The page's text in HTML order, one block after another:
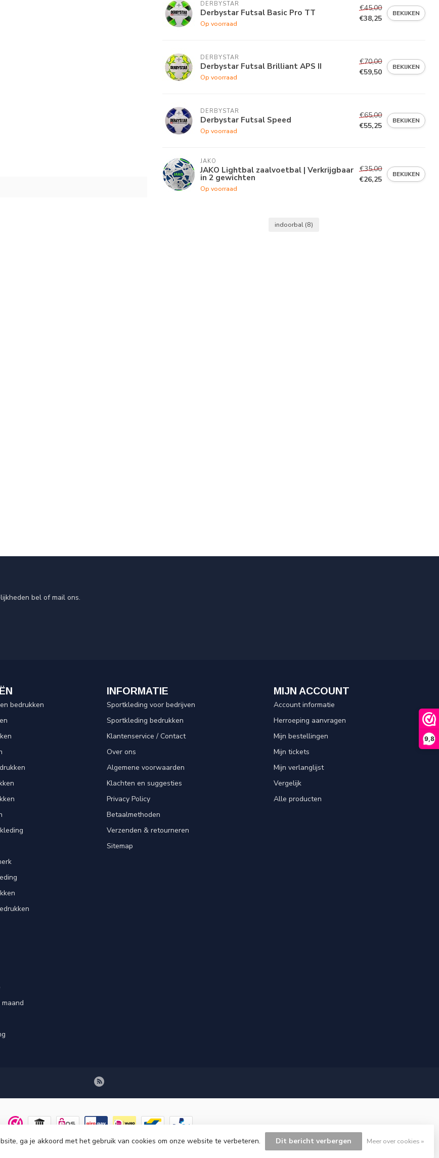
9,8
DERBYSTAR
Derbystar Futsal Basic Pro TT
Op voorraad
€45,00
€38,25
BEKIJKEN
DERBYSTAR
Derbystar Futsal Brilliant APS II
Op voorraad
€70,00
€59,50
BEKIJKEN
DERBYSTAR
Derbystar Futsal Speed
Op voorraad
€65,00
€55,25
BEKIJKEN
JAKO
JAKO Lightbal zaalvoetbal | Verkrijgbaar
in 2 gewichten
Op voorraad
€35,00
€26,25
BEKIJKEN
indoorbal (8)
bel of mail ons.
bedrukken
INFORMATIE
Sportkleding voor bedrijven
Sportkleding bedrukken
Klantenservice / Contact
Over ons
Algemene voorwaarden
Klachten en suggesties
Privacy Policy
Betaalmethoden
Verzenden & retourneren
Sitemap
MIJN ACCOUNT
Account informatie
Herroeping aanvragen
Mijn bestellingen
Mijn tickets
Mijn verlanglijst
Vergelijk
Alle producten
© Copyright 2026 Tenuetje.nl
ga je akkoord met het gebruik van cookies om onze website te verbeteren. Dit bericht verbergen Meer over cookies »